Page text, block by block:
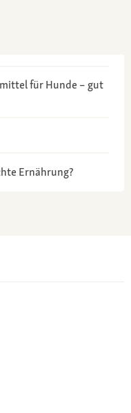
für Hunde – gut
Ernährung?